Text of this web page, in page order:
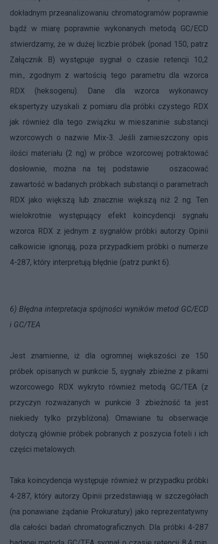
dokładnym przeanalizowaniu chromatogramów poprawnie
bądź w miarę poprawnie wykonanych metodą GC/ECD
stwierdzamy, że w dużej liczbie próbek (ponad 150, patrz
Załącznik B) występuje sygnał o czasie retencji 10,2
min., zgodnym z wartością tego parametru dla wzorca
RDX (heksogenu). Dane dla wzorca wykonawcy
ekspertyzy uzyskali z pomiaru dla próbki czystego RDX
jak również dla tego związku w mieszaninie substancji
wzorcowych o nazwie Mix-3. Jeśli zamieszczony opis
ilości materiału (2 ng) w próbce wzorcowej potraktować
dosłownie, można na tej podstawie oszacować
zawartość w badanych próbkach substancji o parametrach
RDX jako większą lub znacznie większą niż 2 ng. Ten
wielokrotnie występujący efekt koincydencji sygnału
wzorca RDX z jednym z sygnałów próbki autorzy Opinii
całkowicie ignorują, poza przypadkiem próbki o numerze
4-287, który interpretują błędnie (patrz punkt 6).
6) Błędna interpretacja spójności wyników metod GC/ECD
i GC/TEA
Jest znamienne, iż dla ogromnej większości ze 150
próbek opisanych w punkcie 5, sygnały zbieżne z pikami
wzorcowego RDX wykryto również metodą GC/TEA (z
przyczyn rozważanych w punkcie 3 zbieżność ta jest
niekiedy tylko przybliżona). Omawiane tu obserwacje
dotyczą głównie próbek pobranych z poszycia foteli i ich
części metalowych.
Taka koincydencja występuje również w przypadku próbki
4-287, który autorzy Opinii przedstawiają w szczegółach
(na ponawiane żądanie Prokuratury) jako reprezentatywny
dla całości badań chromatograficznych. Dla próbki 4-287